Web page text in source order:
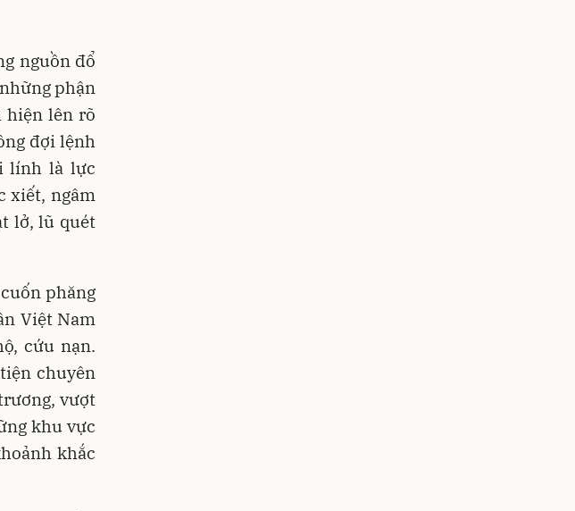
nguồn đổ
phận
hiện lên rõ
đợi lệnh
lính là lực
xiết, ngâm
lở, lũ quét
phăng
Việt Nam
cứu nạn.
chuyên
vượt
khu vực
khắc